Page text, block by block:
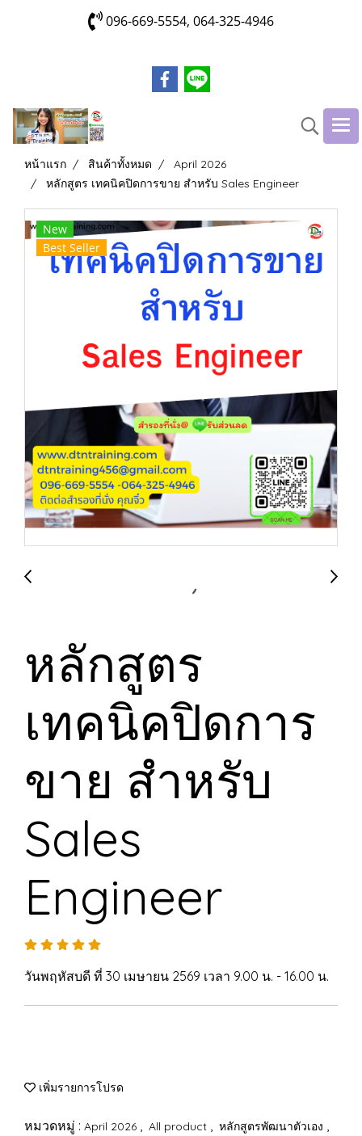
096-669-5554, 064-325-4946
หน้าแรก สินค้าทั้งหมด
April 2026
หลักสูตร เทคนิคปิดการขาย สำหรับ Sales Engineer
New
Best Seller
หลักสูตร
เทคนิคปิดการ
ขาย สำหรับ
Sales
Engineer
วันพฤหัสบดี ที่ 30 เมษายน 2569 เวลา 9.00 น. - 16.00 น.
เพิ่มรายการโปรด
หมวดหมู่ : April 2026 , All product , หลักสูตรพัฒนาตัวเอง ,